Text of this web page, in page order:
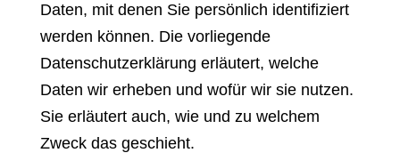
Daten, mit denen Sie persönlich identifiziert
werden können. Die vorliegende
Datenschutzerklärung erläutert, welche
Daten wir erheben und wofür wir sie nutzen.
Sie erläutert auch, wie und zu welchem
Zweck das geschieht.